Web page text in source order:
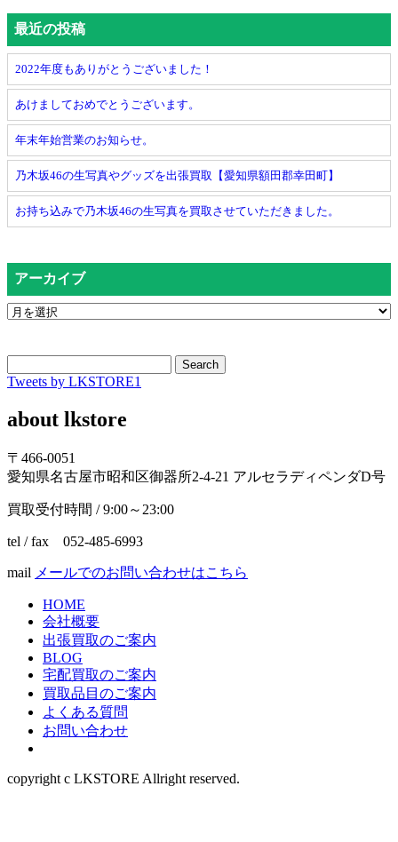
最近の投稿
2022年度もありがとうございました！
あけましておめでとうございます。
年末年始営業のお知らせ。
乃木坂46の生写真やグッズを出張買取【愛知県額田郡幸田町】
お持ち込みで乃木坂46の生写真を買取させていただきました。
アーカイブ
Search
Tweets by LKSTORE1
about lkstore
〒466-0051
愛知県名古屋市昭和区御器所2-4-21 アルセラディペンダD号
買取受付時間 / 9:00～23:00
tel / fax 052-485-6993
mail メールでのお問い合わせはこちら
HOME
会社概要
出張買取のご案内
BLOG
宅配買取のご案内
買取品目のご案内
よくある質問
お問い合わせ
copyright c LKSTORE Allright reserved.